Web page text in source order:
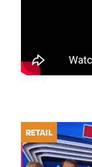
RETAIL